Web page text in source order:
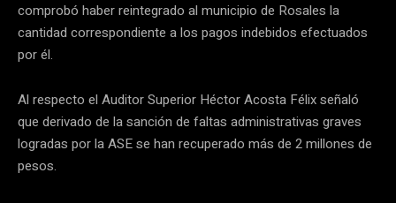
comprobó haber reintegrado al municipio de Rosales la
cantidad correspondiente a los pagos indebidos efectuados
por él.
Al respecto el Auditor Superior Héctor Acosta Félix señaló
que derivado de la sanción de faltas administrativas graves
logradas por la ASE se han recuperado más de 2 millones de
pesos.